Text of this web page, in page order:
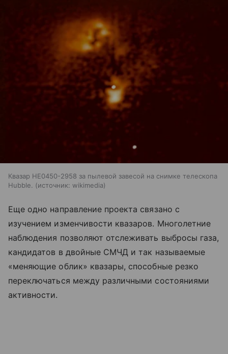
Квазар HE0450-2958 за пылевой завесой на снимке телескопа
Hubble.
источник: wikimedia
Еще одно направление проекта связано с
изучением изменчивости квазаров. Многолетние
наблюдения позволяют отслеживать выбросы газа,
кандидатов в двойные СМЧД и так называемые
«меняющие облик» квазары, способные резко
переключаться между различными состояниями
активности.